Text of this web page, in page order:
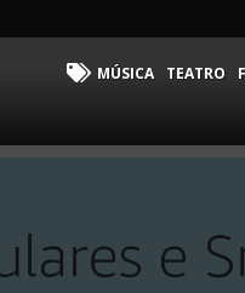
MÚSICA TEATRO